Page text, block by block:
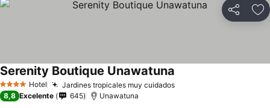
Compartir
4 EstrellasHotel Jardines tropicales muy cuidados
Serenity Boutique Unawatuna
8,8 Excelente 645 Unawatuna